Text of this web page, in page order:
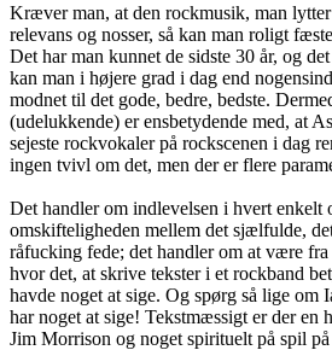
Kræver man, at den rockmusik, man
relevans og nosser, så kan man roligt
Det har man kunnet de sidste 30 år, og
kan man i højere grad i dag end
modnet til det gode, bedre, bedste.
(udelukkende) er ensbetydende med, at
sejeste rockvokaler på rockscenen i dag
ingen tvivl om det, men der er flere
Det handler om indlevelsen i hvert enkelt
omskifteligheden mellem det sjælfulde,
råfucking fede; det handler om at være
hvor det, at skrive tekster i et rockband
havde noget at sige. Og spørg så lige om
har noget at sige! Tekstmæssigt er der en
Jim Morrison og noget spirituelt på spil på